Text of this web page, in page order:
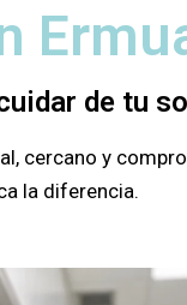
de tu
cercano y
la diferencia.